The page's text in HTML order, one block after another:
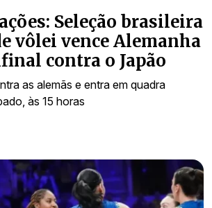
Seleção brasileira
vôlei vence Alemanha
contra o Japão
as alemãs e entra em quadra
às 15 horas